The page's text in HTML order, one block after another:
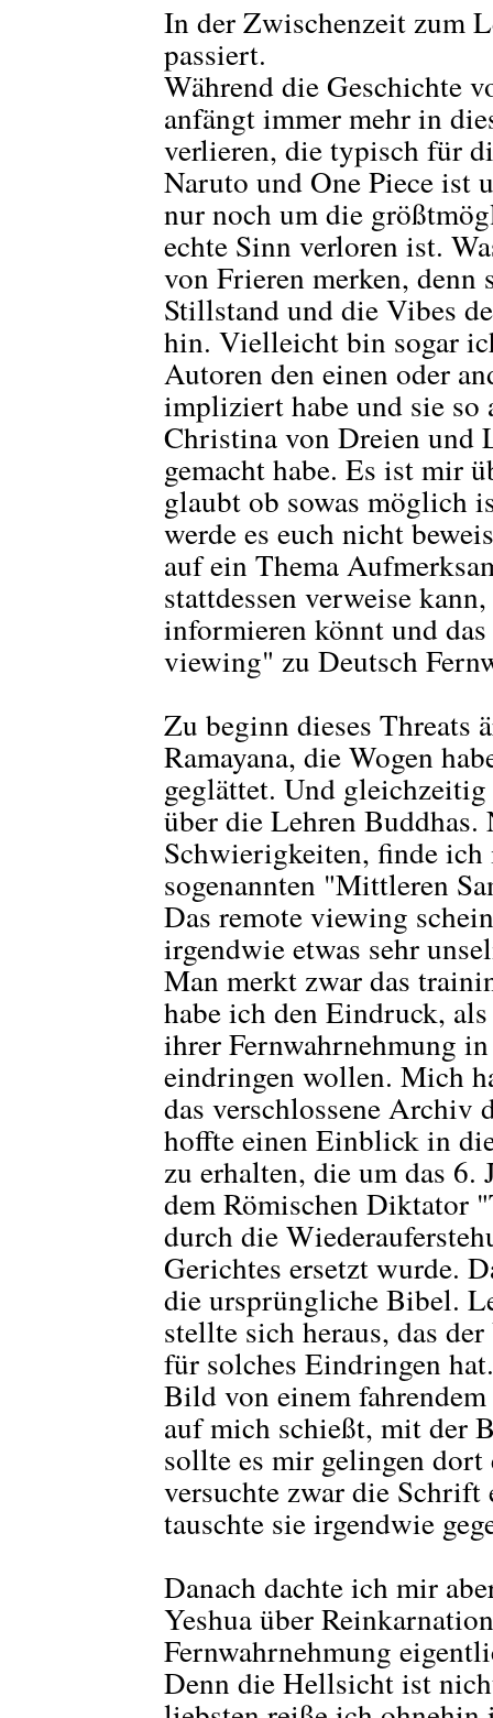
In der Zwischenzeit zum
passiert.
Während die Geschichte
anfängt immer mehr in
verlieren, die typisch für
Naruto und One Piece ist
nur noch um die
echte Sinn verloren ist.
von Frieren merken,
Stillstand und die Vibes
hin. Vielleicht bin sogar
Autoren den einen oder
impliziert habe und sie so
Christina von Dreien und
gemacht habe. Es ist mir
glaubt ob sowas möglich
werde es euch nicht
auf ein Thema
stattdessen verweise
informieren könnt und
viewing" zu Deutsch
Zu beginn dieses Threats
Ramayana, die Wogen
geglättet. Und
über die Lehren Buddhas.
Schwierigkeiten, finde ich
sogenannten "Mittleren
Das remote viewing
irgendwie etwas sehr
Man merkt zwar das
habe ich den Eindruck,
ihrer Fernwahrnehmung
eindringen wollen. Mich
das verschlossene Archiv
hoffte einen Einblick in
zu erhalten, die um das
dem Römischen Diktator
durch die
Gerichtes ersetzt wurde.
die ursprüngliche Bibel.
stellte sich heraus, das
für solches Eindringen
Bild von einem
auf mich schießt, mit der
sollte es mir gelingen dort
versuchte zwar die Schrift
tauschte sie irgendwie
Danach dachte ich mir
Yeshua über
Fernwahrnehmung
Denn die Hellsicht ist